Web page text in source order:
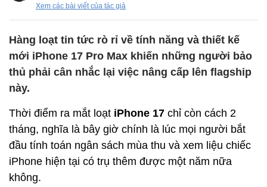
Xem các bài viết của tác giả
Hàng loạt tin tức rò rỉ về tính năng và thiết kế
mới iPhone 17 Pro Max khiến những người bảo
thủ phải cân nhắc lại việc nâng cấp lên flagship
này.
Thời điểm ra mắt loạt iPhone 17 chỉ còn cách 2
tháng, nghĩa là bây giờ chính là lúc mọi người bắt
đầu tính toán ngân sách mùa thu và xem liệu chiếc
iPhone hiện tại có trụ thêm được một năm nữa
không.